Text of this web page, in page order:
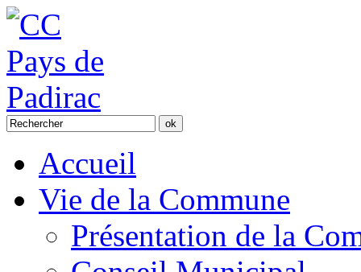
Accueil
Vie de la Commune
Présentation de la